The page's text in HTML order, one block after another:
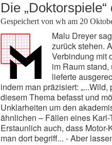
Die
Gespeichert von wh am 20
Malu Dreyer
zurück stehen.
Verbindung mit
im Raum
lieferte
indem man präzisiert:
diesem Thema befasst und
Unklarheiten um den
ähnlichen – Fällen eines
Erstaunlich auch, dass
man dort begriff... - Aber